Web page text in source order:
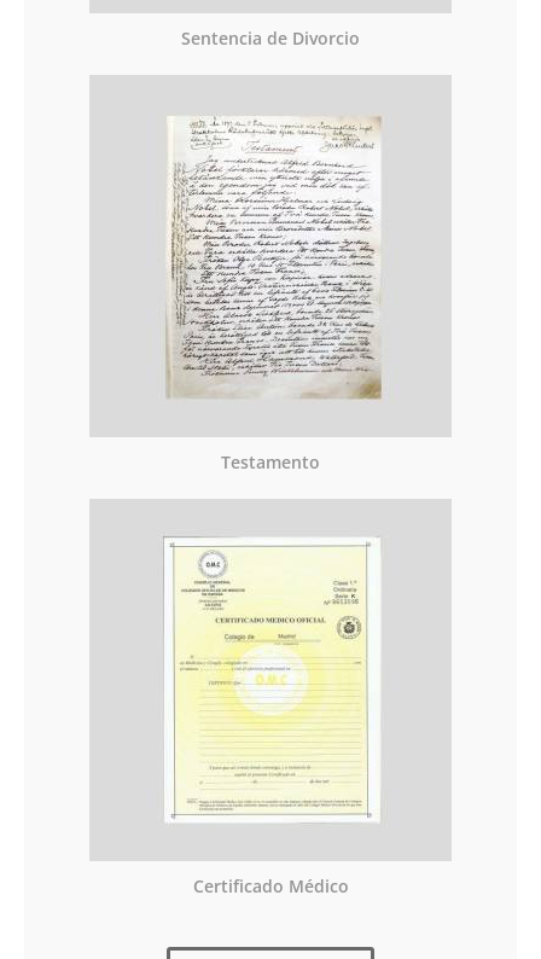
Sentencia de Divorcio
Testamento
Certificado Médico